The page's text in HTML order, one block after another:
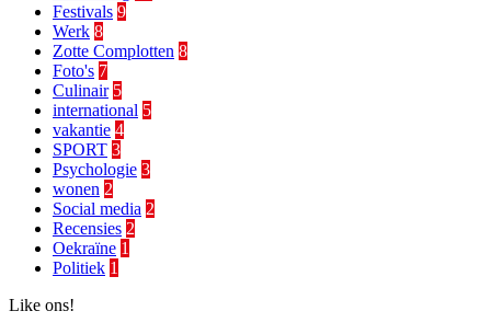
Festivals 9
Werk 8
Zotte Complotten 8
Foto's 7
Culinair 5
international 5
vakantie 4
SPORT 3
Psychologie 3
wonen 2
Social media 2
Recensies 2
Oekraïne 1
Politiek 1
Like ons!